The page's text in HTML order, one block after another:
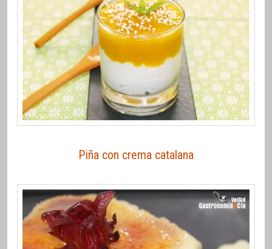
Piña con crema catalana